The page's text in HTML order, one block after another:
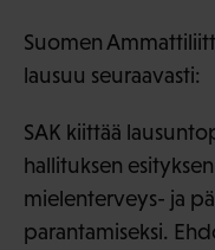
Suomen
lausuu seuraavasti:
SAK kiittää
hallituksen
mielenterveys- ja
parantamiseksi.